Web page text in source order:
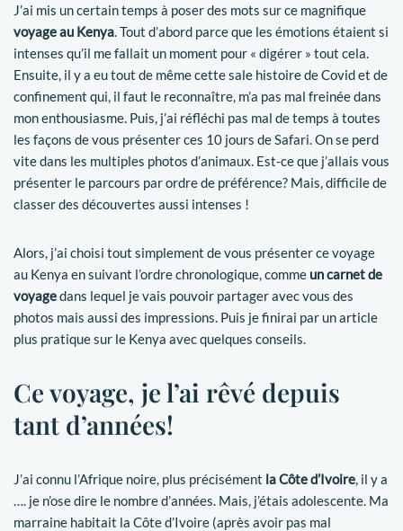
J’ai mis un certain temps à poser des mots sur ce magnifique
voyage au Kenya. Tout d’abord parce que les émotions étaient si
intenses qu’il me fallait un moment pour « digérer » tout cela.
Ensuite, il y a eu tout de même cette sale histoire de Covid et de
confinement qui, il faut le reconnaître, m’a pas mal freinée dans
mon enthousiasme. Puis, j’ai réfléchi pas mal de temps à toutes
les façons de vous présenter ces 10 jours de Safari. On se perd
vite dans les multiples photos d’animaux. Est-ce que j’allais vous
présenter le parcours par ordre de préférence? Mais, difficile de
classer des découvertes aussi intenses !
Alors, j’ai choisi tout simplement de vous présenter ce voyage
au Kenya en suivant l’ordre chronologique, comme un carnet de
voyagedans lequel je vais pouvoir partager avec vous des
photos mais aussi des impressions. Puis je finirai par un article
plus pratique sur le Kenya avec quelques conseils.
Ce voyage, je l’ai rêvé depuis
tant d’années!
J’ai connu l’Afrique noire, plus précisément la Côte d’Ivoire, il y a
…. je n’ose dire le nombre d’années. Mais, j’étais adolescente. Ma
marraine habitait la Côte d’Ivoire (après avoir pas mal